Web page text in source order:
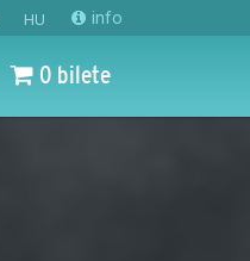
HU info
0 bilete